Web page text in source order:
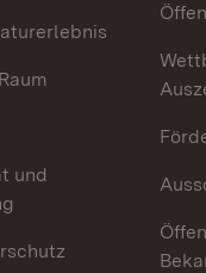
und